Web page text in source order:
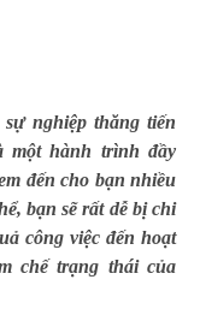
nghiệp thăng tiến
một hành trình đầy
đến cho bạn nhiều
bạn sẽ rất dễ bị chi
công việc đến hoạt
chế trạng thái của